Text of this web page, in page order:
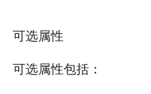
可选属性
可选属性包括：